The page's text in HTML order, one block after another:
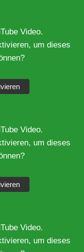
Video.
um dieses
Video.
um dieses
Video.
um dieses